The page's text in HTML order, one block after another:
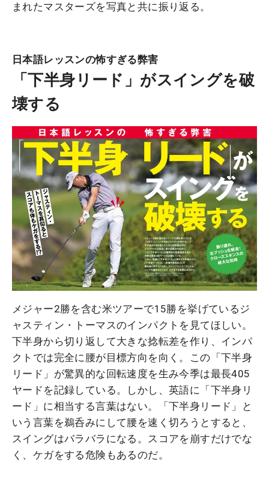
まれたマスターズを写真と共に振り返る。
日本語レッスンの怖すぎる弊害
「下半身リード」がスイングを破
壊する
メジャー2勝を含む米ツアーで15勝を挙げているジ
ャスティン・トーマスのインパクトを見てほしい。
下半身から切り返して大きな捻転差を作り、インパ
クトでは完全に腰が目標方向を向く。この「下半身
リード」が驚異的な回転速度を生み今季は最長405
ヤードを記録している。しかし、英語に「下半身リ
ード」に相当する言葉はない。「下半身リード」と
いう言葉を鵜呑みにして腰を速く切ろうとすると、
スイングはバラバラになる。スコアを崩すだけでな
く、ケガをする危険もあるのだ。